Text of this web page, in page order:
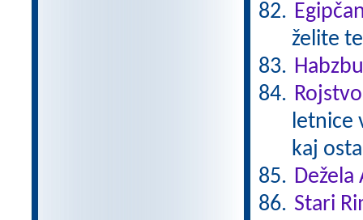
želite
letnice
kaj
Dežela
Stari